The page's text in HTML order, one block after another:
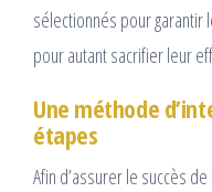
sélectionnés pour garantir
pour autant sacrifier leur
Une méthode
étapes
Afin d’assurer le succès